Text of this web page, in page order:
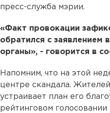
пресс-служба мэрии.
«Факт провокации
обратился с заявлением
органы», - говорится в
Напомним, что на этой
центре скандала.
устраивает план его
рейтинговом